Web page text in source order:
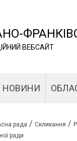
ВЕБСАЙТ
НОВИНИ
рада / Скликання /
ради